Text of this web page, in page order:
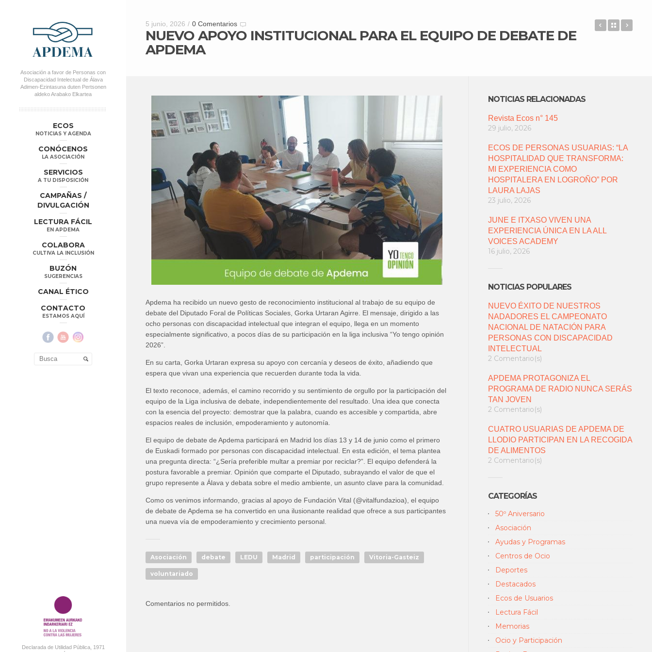
Asociación a favor de Personas con
Discapacidad Intelectual de Álava
Adimen-Ezintasuna duten Pertsonen
aldeko Arabako Elkartea
contenido
contenido
ECOS
NOTICIAS Y AGENDA
CONÓCENOS
LA ASOCIACIÓN
SERVICIOS
A TU DISPOSICIÓN
CAMPAÑAS /
DIVULGACIÓN
LECTURA FÁCIL
EN APDEMA
COLABORA
CULTIVA LA INCLUSIÓN
BUZÓN
SUGERENCIAS
CANAL ÉTICO
CONTACTO
ESTAMOS AQUÍ
5 junio, 2026 / 0 Comentarios
NUEVO APOYO INSTITUCIONAL PARA EL EQUIPO DE DEBATE DE
APDEMA
APDEMA
Back to
Apdema ha recibido un nuevo gesto de reconocimiento institucional al trabajo de su equipo de
debate del Diputado Foral de Políticas Sociales, Gorka Urtaran Agirre. El mensaje, dirigido a las
ocho personas con discapacidad intelectual que integran el equipo, llega en un momento
especialmente significativo, a pocos días de su participación en la liga inclusiva “Yo tengo opinión
2026”.
En su carta, Gorka Urtaran expresa su apoyo con cercanía y deseos de éxito, añadiendo que
espera que vivan una experiencia que recuerden durante toda la vida.
El texto reconoce, además, el camino recorrido y su sentimiento de orgullo por la participación del
equipo de la Liga inclusiva de debate, independientemente del resultado. Una idea que conecta
con la esencia del proyecto: demostrar que la palabra, cuando es accesible y compartida, abre
espacios reales de inclusión, empoderamiento y autonomía.
El equipo de debate de Apdema participará en Madrid los días 13 y 14 de junio como el primero
de Euskadi formado por personas con discapacidad intelectual. En esta edición, el tema plantea
una pregunta directa: “¿Sería preferible multar a premiar por reciclar?”. El equipo defenderá la
postura favorable a premiar. Opinión que comparte el Diputado, subrayando el valor de que el
grupo represente a Álava y debata sobre el medio ambiente, un asunto clave para la comunidad.
Como os venimos informando, gracias al apoyo de Fundación Vital (@vitalfundazioa), el equipo
de debate de Apdema se ha convertido en una ilusionante realidad que ofrece a sus participantes
una nueva vía de empoderamiento y crecimiento personal.
Asociación debate LEDU Madrid participación Vitoria-Gasteiz
voluntariado
Comentarios no permitidos.
NOTICIAS RELACIONADAS
Revista Ecos n° 145
29 julio, 2026
ECOS DE PERSONAS USUARIAS: “LA
HOSPITALIDAD QUE TRANSFORMA:
MI EXPERIENCIA COMO
HOSPITALERA EN LOGROÑO” POR
LAURA LAJAS
23 julio, 2026
JUNE E ITXASO VIVEN UNA
EXPERIENCIA ÚNICA EN LA ALL
VOICES ACADEMY
16 julio, 2026
NOTICIAS POPULARES
NUEVO ÉXITO DE NUESTROS
NADADORES EL CAMPEONATO
NACIONAL DE NATACIÓN PARA
PERSONAS CON DISCAPACIDAD
INTELECTUAL
2 Comentario(s)
APDEMA PROTAGONIZA EL
PROGRAMA DE RADIO NUNCA SERÁS
TAN JOVEN
2 Comentario(s)
CUATRO USUARIAS DE APDEMA DE
LLODIO PARTICIPAN EN LA RECOGIDA
DE ALIMENTOS
2 Comentario(s)
CATEGORÍAS
50º Aniversario
Asociación
Ayudas y Programas
Centros de Ocio
Deportes
Destacados
Ecos de Usuarios
Lectura Fácil
Memorias
Ocio y Participación
Declarada de Utilidad Pública, 1971